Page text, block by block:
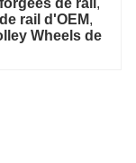
de rail ,
rail d'OEM,
Wheels de